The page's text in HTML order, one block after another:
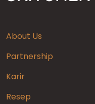
About Us
Partnership
Karir
Resep